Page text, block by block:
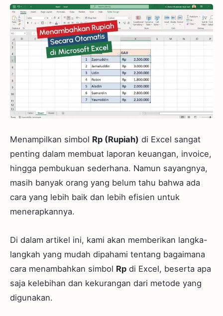
Menampilkan simbol Rp (Rupiah) di Excel sangat
penting dalam membuat laporan keuangan, invoice,
hingga pembukuan sederhana. Namun sayangnya,
masih banyak orang yang belum tahu bahwa ada
cara yang lebih baik dan lebih efisien untuk
menerapkannya.
Di dalam artikel ini, kami akan memberikan langka-
langkah yang mudah dipahami tentang bagaimana
cara menambahkan simbol Rp di Excel, beserta apa
saja kelebihan dan kekurangan dari metode yang
digunakan.